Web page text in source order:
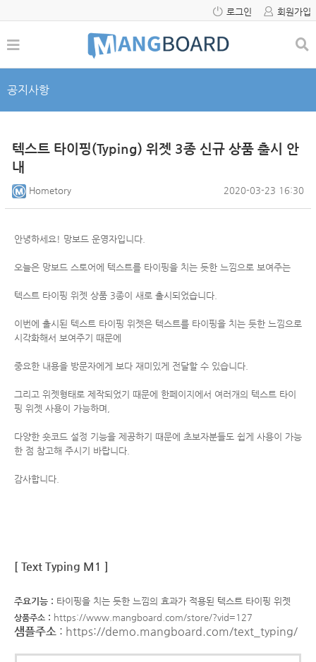
로그인 회원가입
공지사항
텍스트 타이핑(Typing) 위젯 3종 신규 상품 출시 안
내
Hometory 2020-03-23 16:30
안녕하세요! 망보드 운영자입니다.
오늘은 망보드 스토어에 텍스트를 타이핑을 치는 듯한 느낌으로 보여주는
텍스트 타이핑 위젯 상품 3종이 새로 출시되었습니다.
이번에 출시된 텍스트 타이핑 위젯은 텍스트를 타이핑을 치는 듯한 느낌으로
시각화해서 보여주기 때문에
중요한 내용을 방문자에게 보다 재미있게 전달할 수 있습니다.
그리고 위젯형태로 제작되었기 때문에 한페이지에서 여러개의 텍스트 타이
핑 위젯 사용이 가능하며,
다양한 숏코드 설정 기능을 제공하기 때문에 초보자분들도 쉽게 사용이 가능
한 점 참고해 주시기 바랍니다.
감사합니다.
[ Text Typing M1 ]
주요기능 : 타이핑을 치는 듯한 느낌의 효과가 적용된 텍스트 타이핑 위젯
상품주소 : https://www.mangboard.com/store/?vid=127
샘플주소 : https://demo.mangboard.com/text_typing/